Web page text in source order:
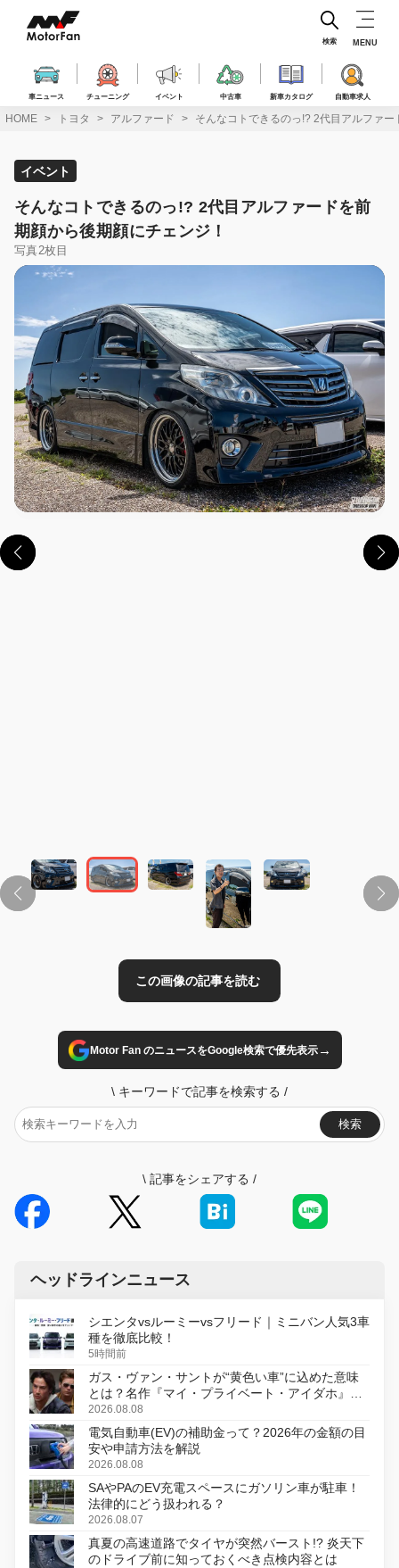
ス
車ニュース チューニング イベント 中古車 新車カタログ 自動車求人
検索 MENU
HOME トヨタ アルファード そんなコトできるのっ!? 2代目アルファ
イベント
そんなコトできるのっ!? 2代目アルファードを前
期顔から後期顔にチェンジ！
写真2枚目
Motor Fan のニュースをGoogle検索で優先表示→
\ キーワードで記事を検索する /
検索
\ 記事をシェアする /
ヘッドラインニュース
シエンタvsルーミーvsフリード｜ミニバン人気3車
種を徹底比較！
5時間前
ガス・ヴァン・サントが“黄色い車”に込めた意味
とは？名作『マイ・プライベート・アイダホ』が
初のデジタルリマスター版で復活
2026.08.08
電気自動車(EV)の補助金って？2026年の金額の目
安や申請方法を解説
2026.08.08
SAやPAのEV充電スペースにガソリン車が駐車！
法律的にどう扱われる？
2026.08.07
真夏の高速道路でタイヤが突然バースト!? 炎天下
のドライブ前に知っておくべき点検内容とは